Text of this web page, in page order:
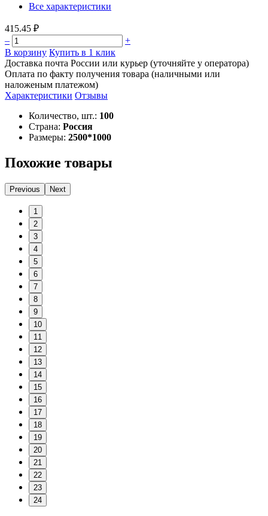
Все характеристики
415.45 ₽
–
+
В корзину Купить в 1 клик
Доставка почта России или курьер (уточняйте у оператора)
Оплата по факту получения товара (наличными или
наложеным платежом)
Характеристики Отзывы
Количество, шт.: 100
Страна: Россия
Размеры: 2500*1000
Похожие товары
Previous Next
1
2
3
4
5
6
7
8
9
10
11
12
13
14
15
16
17
18
19
20
21
22
23
24